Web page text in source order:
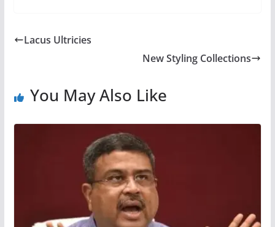
Lacus Ultricies
New Styling Collections
You May Also Like